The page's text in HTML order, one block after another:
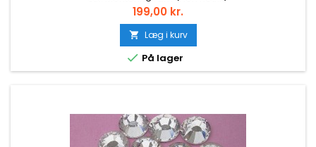
Pris
199,00 kr.
 Læg i kurv
 På lager